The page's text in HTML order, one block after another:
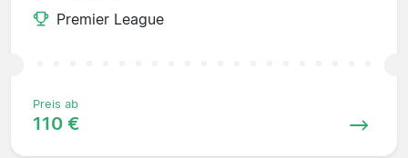
Premier League
Preis ab
110 €